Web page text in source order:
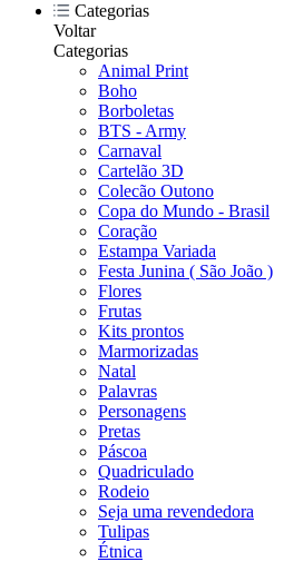
Categorias
Voltar
Categorias
Animal Print
Boho
Borboletas
BTS - Army
Carnaval
Cartelão 3D
Colecão Outono
Copa do Mundo - Brasil
Coração
Estampa Variada
Festa Junina ( São João )
Flores
Frutas
Kits prontos
Marmorizadas
Natal
Palavras
Personagens
Pretas
Páscoa
Quadriculado
Rodeio
Seja uma revendedora
Tulipas
Étnica